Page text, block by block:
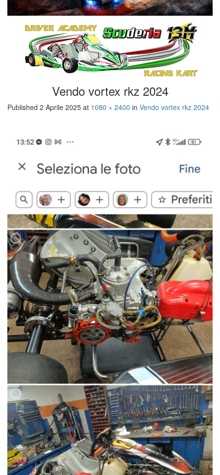
Vendo vortex rkz 2024
Published 2 Aprile 2025 at 1080 × 2400 in Vendo vortex rkz 2024